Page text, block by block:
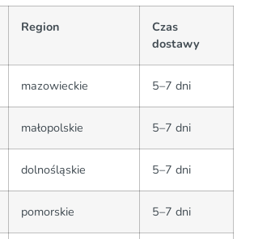
Region
Czas
dostawy
mazowieckie 5–7 dni
małopolskie 5–7 dni
dolnośląskie 5–7 dni
pomorskie 5–7 dni